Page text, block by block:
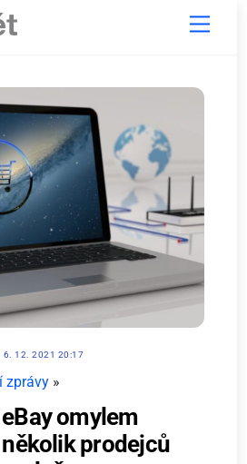
Menu
6. 12. 2021 20:17
zprávy »
omylem
prodejců